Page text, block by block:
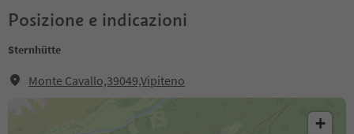
Posizione e indicazioni
Sternhütte
Monte Cavallo,39049,Vipiteno
+